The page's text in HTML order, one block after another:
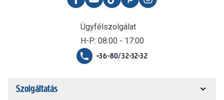
Ügyfélszolgálat
H-P: 08:00 - 17:00
+36-80/32-32-32
Szolgáltatás